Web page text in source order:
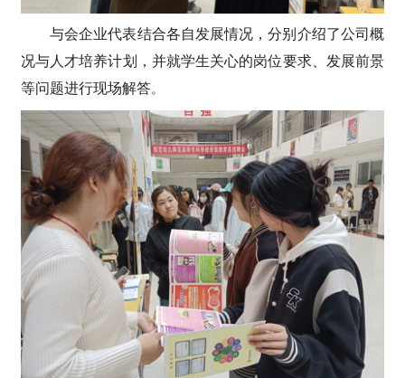
与会企业代表结合各自发展情况，分别介绍了公司概
况与人才培养计划，并就学生关心的岗位要求、发展前景
等问题进行现场解答。